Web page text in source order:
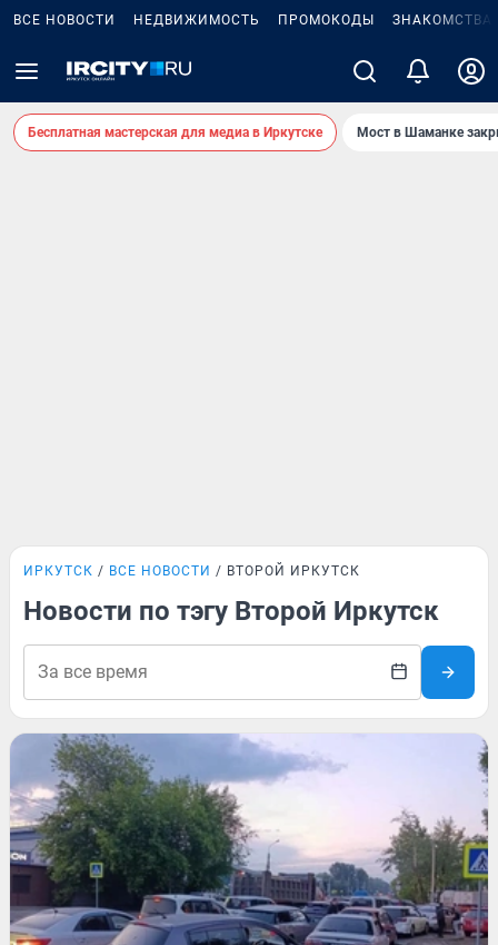
ВСЕ НОВОСТИ НЕДВИЖИМОСТЬ ПРОМОКОДЫ ЗНАКОМСТВА
Бесплатная мастерская для медиа в Иркутске Мост в Шаманке
ИРКУТСК ВСЕ НОВОСТИ ВТОРОЙ ИРКУТСК
Новости по тэгу Второй Иркутск